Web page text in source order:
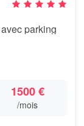
parking
1500 €
/mois